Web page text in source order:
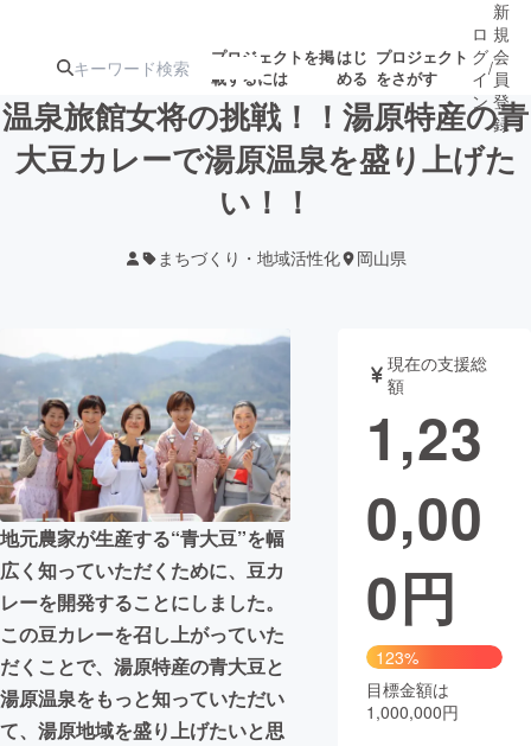
プロジェクトを掲
載するには
はじ
める
プロジェクト
をさがす
注目の新着プロ
募集終了が近いプ
映像・映画 書籍・雑誌
ビジネス・起業 チャレンジ
まちづくり・地域活性化
CAMPFIRE for Social Good
CAMPFIRE Creation
CAMPFIREふるさと納税
コミュニティ
ロ
グ
イ
ン
/
新
規
会
員
登
録
温泉旅館女将の挑戦！！湯原特産の青
大豆カレーで湯原温泉を盛り上げた
い！！
まちづくり・地域活性化 岡山県
地元農家が生産する“青大豆”を幅
広く知っていただくために、豆カ
レーを開発することにしました。
この豆カレーを召し上がっていた
だくことで、湯原特産の青大豆と
湯原温泉をもっと知っていただい
て、湯原地域を盛り上げたいと思
現在の支援総
額
1,23
0,00
0円
123%
目標金額は
1,000,000円